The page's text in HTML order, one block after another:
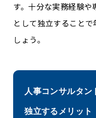
す。十分な実務経験
として独立すること
しょう。
人事コンサルタン
独立するメリット